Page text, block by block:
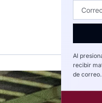
Al
recibir
de correo.